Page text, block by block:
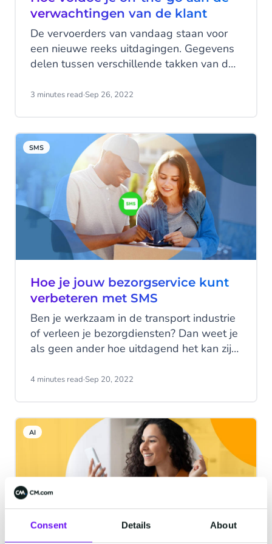
Consent Details About
verwachtingen van de klant
De vervoerders van vandaag staan voor
een nieuwe reeks uitdagingen. Gegevens
delen tussen verschillende takken van de
een verscheidenheid aan kanalen. En
wat kan worden samengevat als "doe het
goed, hier en nu". Dit is geen eenvoudige
3 minutes read·Sep 26, 2022
SMS
Hoe je jouw bezorgservice kunt
verbeteren met SMS
Ben je werkzaam in de transport industrie
of verleen je bezorgdiensten? Dan weet je
als geen ander hoe uitdagend het kan zijn
Klanten verwachten snelle en flexibele
en waar het kan wil je de kosten drukken
zonder de controle over het bezorgproces
te verliezen. SMS kan een grote rol spelen
bij de optimalisatie van jouw
4 minutes read·Sep 20, 2022
AI